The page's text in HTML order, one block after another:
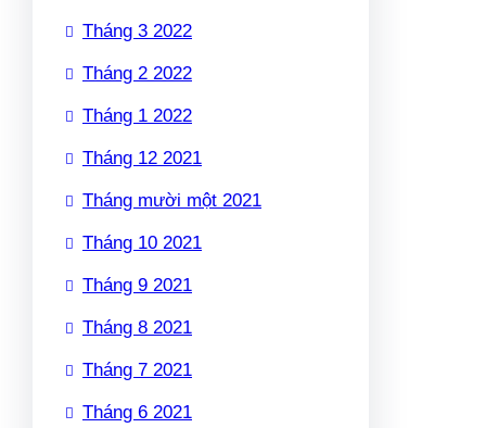
Tháng 3 2022
Tháng 2 2022
Tháng 1 2022
Tháng 12 2021
Tháng mười một 2021
Tháng 10 2021
Tháng 9 2021
Tháng 8 2021
Tháng 7 2021
Tháng 6 2021